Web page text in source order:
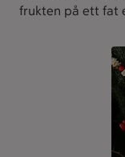
frukten på ett fat